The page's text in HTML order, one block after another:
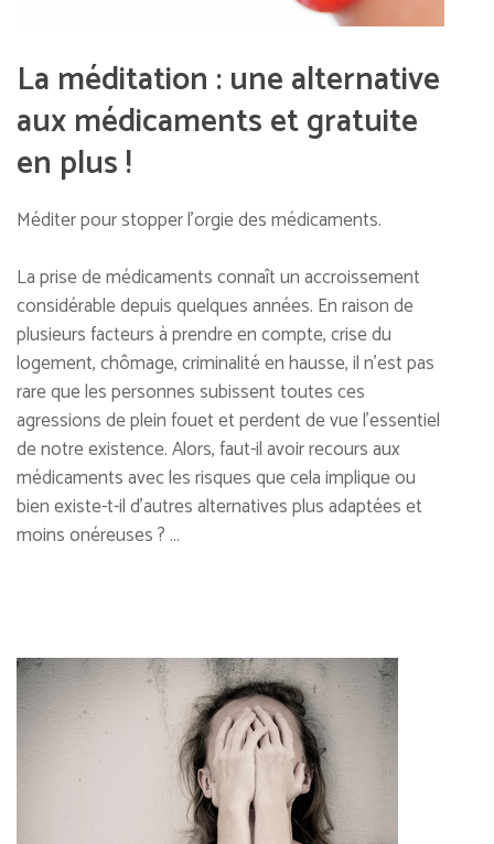
La méditation : une alternative
aux médicaments et gratuite
en plus !
Méditer pour stopper l’orgie des médicaments.
La prise de médicaments connaît un accroissement
considérable depuis quelques années. En raison de
plusieurs facteurs à prendre en compte, crise du
logement, chômage, criminalité en hausse, il n’est pas
rare que les personnes subissent toutes ces
agressions de plein fouet et perdent de vue l’essentiel
de notre existence. Alors, faut-il avoir recours aux
médicaments avec les risques que cela implique ou
bien existe-t-il d’autres alternatives plus adaptées et
moins onéreuses ? …